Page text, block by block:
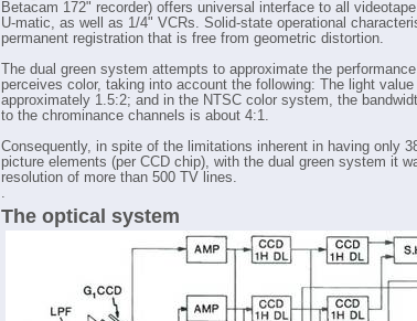
Betacam 172" recorder) offers universal interface to all
U-matic, as well as 1/4" VCRs. Solid-state operational
permanent registration that is free from geometric distortion.
The dual green system attempts to approximate the
perceives color, taking into account the following: The light
approximately 1.5:2; and in the NTSC color system, the
to the chrominance channels is about 4:1.
Consequently, in spite of the limitations inherent in having only
picture elements (per CCD chip), with the dual green system it
resolution of more than 500 TV lines.
.
The optical system